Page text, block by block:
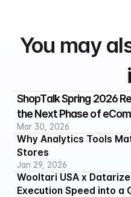
You may
ShopTalk Spring 2026
the Next Phase of
Mar 30, 2026
Why Analytics Tools
Stores
Jan 29, 2026
Wooltari USA x
Execution Speed into a